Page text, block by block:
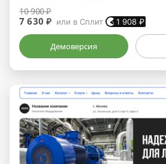
10 900 ₽
7 630 ₽ или в Сплит 1 908 ₽
Демоверсия